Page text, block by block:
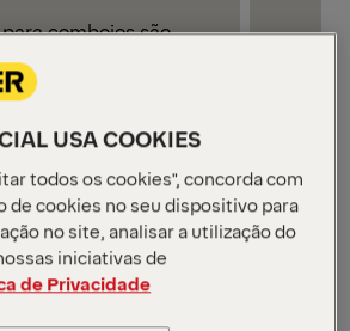
comboios são
permitir o embarque
seguros e fiáveis dos
para uma
em veículos
uma
design
certificada
mobilidade inclusiva
USA COOKIES
todos os cookies", concorda com
de cookies no seu dispositivo para
no site, analisar a utilização do
iniciativas de
de Privacidade